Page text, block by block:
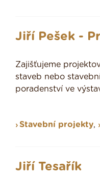
Jiří Pešek -
Zajišťujeme
staveb nebo
poradenství ve
Stavební projekty,
Jiří Tesařík